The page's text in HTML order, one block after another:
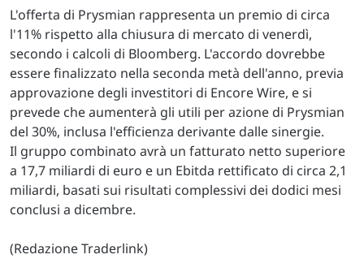
L'offerta di Prysmian rappresenta un premio di circa
l'11% rispetto alla chiusura di mercato di venerdì,
secondo i calcoli di Bloomberg. L'accordo dovrebbe
essere finalizzato nella seconda metà dell'anno, previa
approvazione degli investitori di Encore Wire, e si
prevede che aumenterà gli utili per azione di Prysmian
del 30%, inclusa l'efficienza derivante dalle sinergie.
Il gruppo combinato avrà un fatturato netto superiore
a 17,7 miliardi di euro e un Ebitda rettificato di circa 2,1
miliardi, basati sui risultati complessivi dei dodici mesi
conclusi a dicembre.
(Redazione Traderlink)